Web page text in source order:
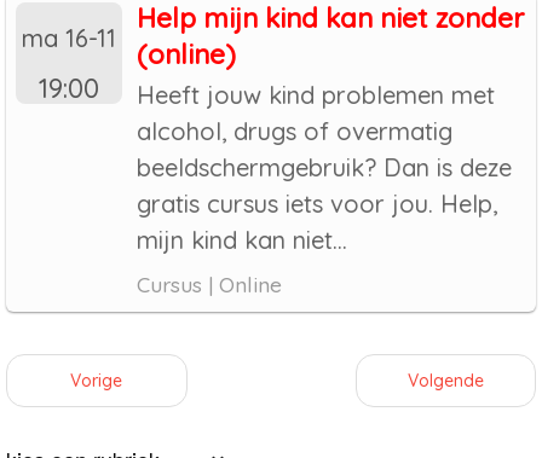
ma 16-11
19:00
Help mijn kind kan niet zonder
(online)
Heeft jouw kind problemen met
alcohol, drugs of overmatig
beeldschermgebruik? Dan is deze
gratis cursus iets voor jou. Help,
mijn kind kan niet...
Cursus | Online
Vorige Volgende